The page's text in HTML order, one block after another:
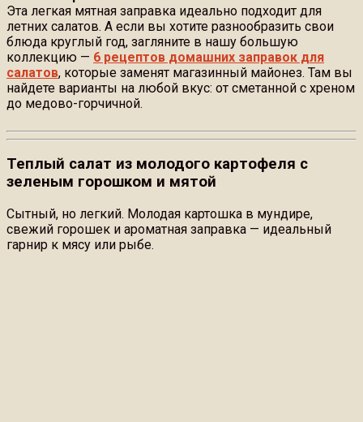
Эта легкая мятная заправка идеально подходит для
летних салатов. А если вы хотите разнообразить свои
блюда круглый год, загляните в нашу большую
коллекцию — 6 рецептов домашних заправок для
салатов, которые заменят магазинный майонез. Там вы
найдете варианты на любой вкус: от сметанной с хреном
до медово-горчичной.
Теплый салат из молодого картофеля с
зеленым горошком и мятой
Сытный, но легкий. Молодая картошка в мундире,
свежий горошек и ароматная заправка — идеальный
гарнир к мясу или рыбе.